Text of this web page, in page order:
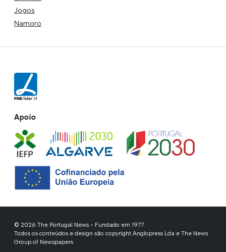
Jogos
Namoro
Apoio
© 2026 The Portugal News - Fundado em 1977
Todos os conteúdos e design são copyright Anglopress Lda e The News
Group of Newspapers